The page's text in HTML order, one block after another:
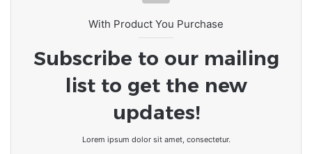
With Product You Purchase
Subscribe to our mailing
list to get the new
updates!
Lorem ipsum dolor sit amet, consectetur.